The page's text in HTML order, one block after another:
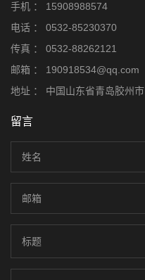
手机 ：
15908988574
电话 ：
0532-85230370
传真 ：
0532-88262121
邮箱 ：
190918534@qq.com
地址 ：
中国山东省青岛胶州市
留言